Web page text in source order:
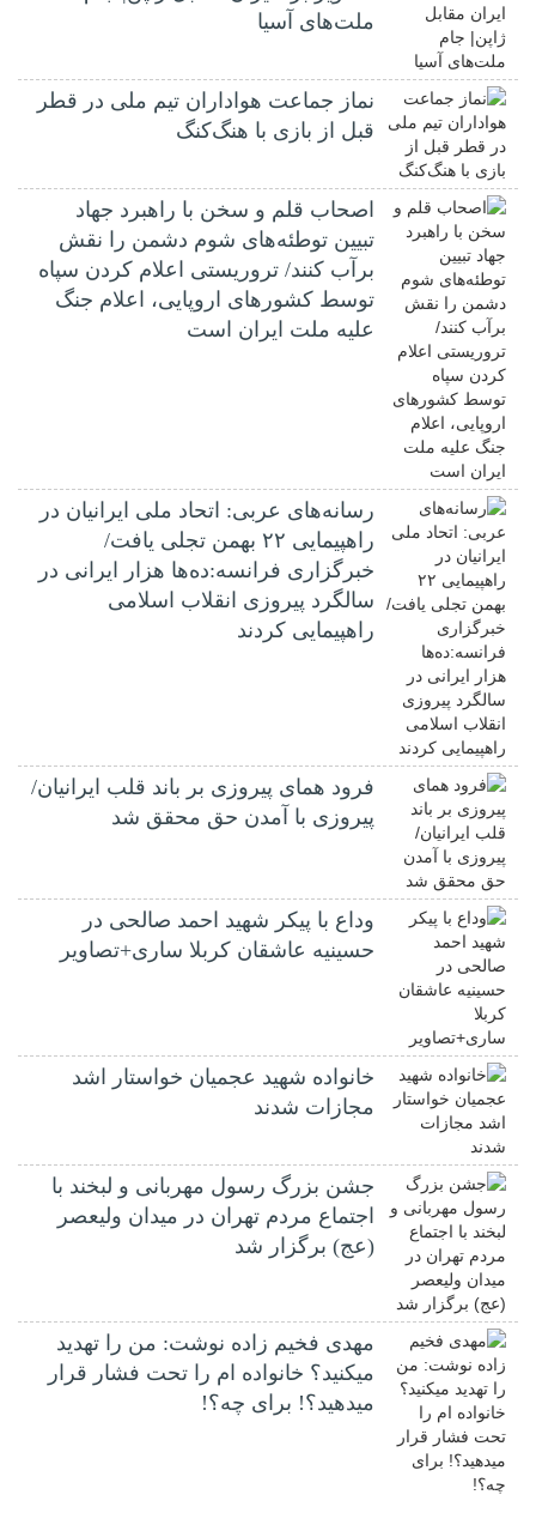
ملت‌های آسیا
نماز جماعت هواداران تیم ملی در قطر
قبل از بازی با هنگ‌کنگ
اصحاب قلم و سخن با راهبرد جهاد
تبیین توطئه‌های شوم دشمن را نقش
برآب کنند/ تروریستی اعلام کردن سپاه
توسط کشورهای اروپایی، اعلام جنگ
علیه ملت ایران است
رسانه‌های عربی: اتحاد ملی ایرانیان در
راهپیمایی ۲۲ بهمن تجلی یافت/
خبرگزاری فرانسه:ده‌ها هزار ایرانی در
سالگرد پیروزی انقلاب اسلامی
راهپیمایی کردند
فرود همای پیروزی بر باند قلب ایرانیان/
پیروزی با آمدن حق محقق شد
وداع با پیکر شهید احمد صالحی‌ در
حسینیه عاشقان کربلا ساری+تصاویر
خانواده شهید عجمیان خواستار اشد
مجازات شدند
جشن بزرگ رسول مهربانی و لبخند با
اجتماع مردم تهران در میدان ولیعصر
(عج) برگزار شد
مهدی فخیم زاده نوشت: من را تهدید
میکنید؟ خانواده ام را‌ تحت فشار قرار
میدهید؟! برای چه؟!